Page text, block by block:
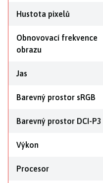
Hustota pixelů
Obnovovací frekvence
obrazu
Jas
Barevný prostor sRGB
Barevný prostor DCI-P3
Výkon
Procesor